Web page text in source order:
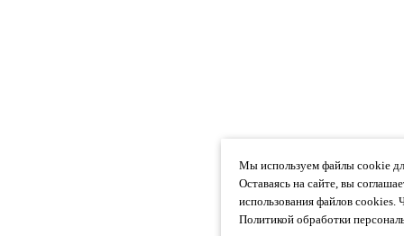
Мы используем файлы cookie
Оставаясь на сайте, вы
использования файлов cookies.
Политикой обработки